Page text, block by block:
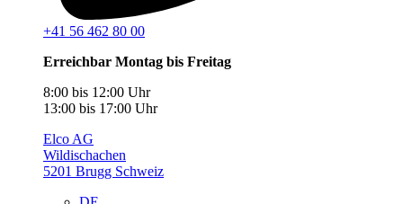
+41 56 462 80 00
Erreichbar Montag bis Freitag
8:00 bis 12:00 Uhr
13:00 bis 17:00 Uhr
Elco AG
Wildischachen
5201 Brugg Schweiz